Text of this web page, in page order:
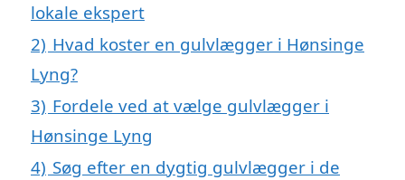
lokale ekspert
2) Hvad koster en gulvlægger i Hønsinge
Lyng?
3) Fordele ved at vælge gulvlægger i
Hønsinge Lyng
4) Søg efter en dygtig gulvlægger i de